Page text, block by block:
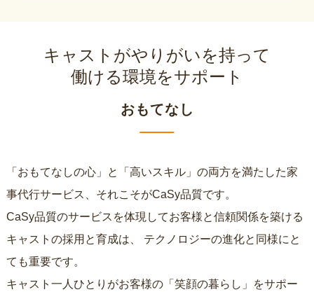
キャストがやりがいを持って
働ける環境をサポート
おもてなし
「おもてなしの心」と「高いスキル」の両方を満たした家
事代行サービス、それこそがCaSy品質です。
CaSy品質のサービスを体現してお客様と信頼関係を築ける
キャストの採用と育成は、
ても重要です。
キャスト一人ひとりがお客様の「笑顔の暮らし」をサポー